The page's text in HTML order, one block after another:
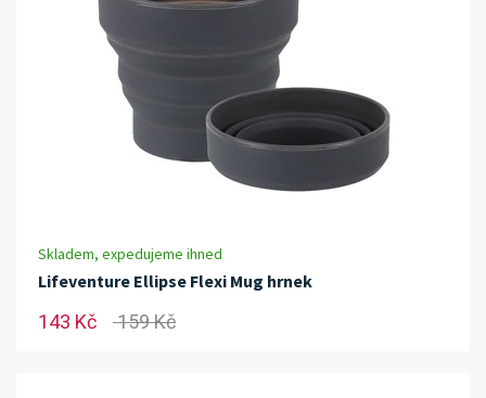
Skladem, expedujeme ihned
Lifeventure Ellipse Flexi Mug hrnek
143 Kč 159 Kč